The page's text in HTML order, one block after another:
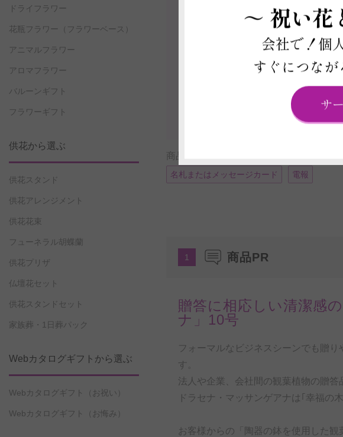
商品を注文する場
商品に付帯可能なサービス
名札またはメッセージカード 電報
1 商品PR
贈答に相応しい清潔感
ナ」10号
フォーマルなビジネスシーンでも贈
す。
法人や企業、会社間の観葉植物の贈
ドラセナ・マッサンゲアナは｢幸福の
お客様からの「陶器の鉢を使用した
ドライフラワー
花瓶フラワー （フラワーベース）
アニマルフラワー
アロマフラワー
バルーンギフト
フラワーギフト
供花から選ぶ
供花スタンド
供花アレンジメント
供花花束
フューネラル胡蝶蘭
供花プリザ
仏壇花セット
供花スタンドセット
家族葬・1日葬パック
Webカタログギフトから選ぶ
Webカタログギフト（お祝い）
Webカタログギフト（お悔み）
～ 祝い花
会社で！個
すぐにつなが
サ